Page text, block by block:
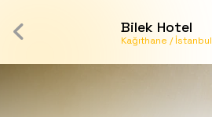
Bilek Hotel
Kağıthane / İstanbul